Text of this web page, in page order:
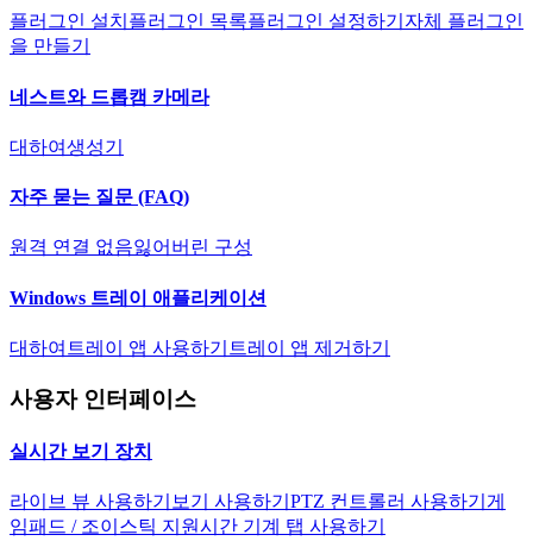
플러그인 설치 플러그인 목록플러그인 설정하기 자체 플러그인
을 만들기
네스트와 드롭캠 카메라
대하여생성기
자주 묻는 질문 (FAQ)
원격 연결 없음잃어버린 구성
Windows 트레이 애플리케이션
대하여 트레이 앱 사용하기 트레이 앱 제거하기
사용자 인터페이스
실시간 보기 장치
라이브 뷰 사용하기 보기 사용하기 PTZ 컨트롤러 사용하기 게
임패드 / 조이스틱 지원시간 기계 탭 사용하기